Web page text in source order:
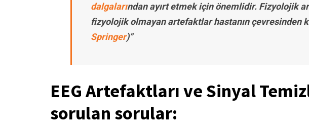
dalgalarından ayırt etmek için önemlidir. Fizyolojik
fizyolojik olmayan artefaktlar hastanın çevresinden
Springer)’’
EEG Artefaktları ve Sinyal
sorulan sorular: